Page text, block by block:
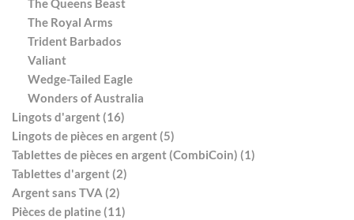
The Queens Beast
The Royal Arms
Trident Barbados
Valiant
Wedge-Tailed Eagle
Wonders of Australia
Lingots d'argent (16)
Lingots de pièces en argent (5)
Tablettes de pièces en argent (CombiCoin) (1)
Tablettes d'argent (2)
Argent sans TVA (2)
Pièces de platine (11)